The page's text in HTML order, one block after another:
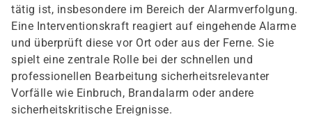
tätig ist, insbesondere im Bereich der Alarmverfolgung.
Eine Interventionskraft reagiert auf eingehende Alarme
und überprüft diese vor Ort oder aus der Ferne. Sie
spielt eine zentrale Rolle bei der schnellen und
professionellen Bearbeitung sicherheitsrelevanter
Vorfälle wie Einbruch, Brandalarm oder andere
sicherheitskritische Ereignisse.